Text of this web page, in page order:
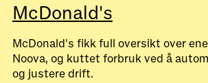
McDonald's
McDonald's fikk full oversikt over
Noova, og kuttet forbruk ved å
og justere drift.